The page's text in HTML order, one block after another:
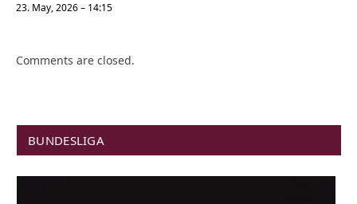
23. May, 2026 – 14:15
Comments are closed.
BUNDESLIGA